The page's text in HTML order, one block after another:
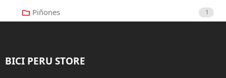
Piñones 1
BICI PERU STORE